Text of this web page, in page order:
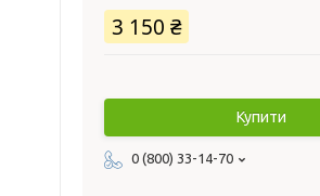
3 150 ₴
Купити
0 (800) 33-14-70